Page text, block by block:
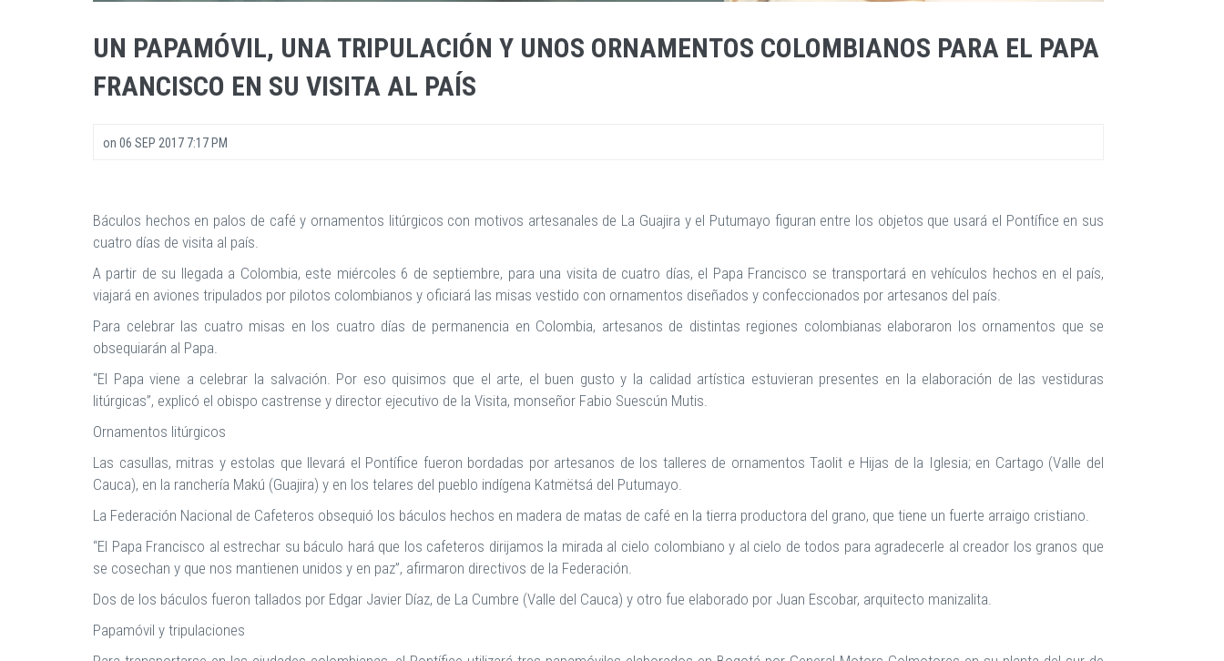
UN PAPAMÓVIL, UNA TRIPULACIÓN Y UNOS ORNAMENTOS COLOMBIANOS PARA EL PAPA
FRANCISCO EN SU VISITA AL PAÍS
on 06 SEP 2017 7:17 PM
Báculos hechos en palos de café y ornamentos litúrgicos con motivos artesanales de La Guajira y el Putumayo figuran entre los objetos que usará el Pontífice en sus
cuatro días de visita al país.
A partir de su llegada a Colombia, este miércoles 6 de septiembre, para una visita de cuatro días, el Papa Francisco se transportará en vehículos hechos en el país,
viajará en aviones tripulados por pilotos colombianos y oficiará las misas vestido con ornamentos diseñados y confeccionados por artesanos del país.
Para celebrar las cuatro misas en los cuatro días de permanencia en Colombia, artesanos de distintas regiones colombianas elaboraron los ornamentos que se
obsequiarán al Papa.
“El Papa viene a celebrar la salvación. Por eso quisimos que el arte, el buen gusto y la calidad artística estuvieran presentes en la elaboración de las vestiduras
litúrgicas”, explicó el obispo castrense y director ejecutivo de la Visita, monseñor Fabio Suescún Mutis.
Ornamentos litúrgicos
Las casullas, mitras y estolas que llevará el Pontífice fueron bordadas por artesanos de los talleres de ornamentos Taolit e Hijas de la Iglesia; en Cartago (Valle del
Cauca), en la ranchería Makú (Guajira) y en los telares del pueblo indígena Katmëtsá del Putumayo.
La Federación Nacional de Cafeteros obsequió los báculos hechos en madera de matas de café en la tierra productora del grano, que tiene un fuerte arraigo cristiano.
“El Papa Francisco al estrechar su báculo hará que los cafeteros dirijamos la mirada al cielo colombiano y al cielo de todos para agradecerle al creador los granos que
se cosechan y que nos mantienen unidos y en paz”, afirmaron directivos de la Federación.
Dos de los báculos fueron tallados por Edgar Javier Díaz, de La Cumbre (Valle del Cauca) y otro fue elaborado por Juan Escobar, arquitecto manizalita.
Papamóvil y tripulaciones